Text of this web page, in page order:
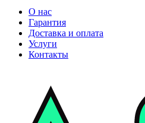
О нас
Гарантия
Доставка и оплата
Услуги
Контакты